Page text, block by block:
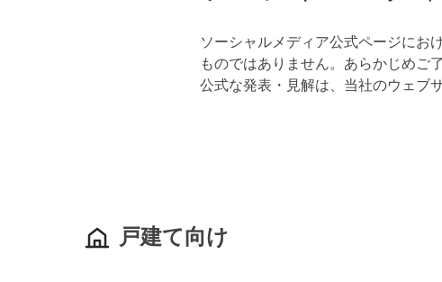
ソーシャルメディア公式ページにお
ものではありません。あらかじめご
公式な発表・見解は、当社のウェブ
戸建て向け